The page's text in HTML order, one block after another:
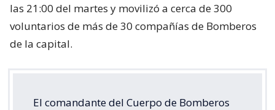
las 21:00 del martes y movilizó a cerca de 300
voluntarios de más de 30 compañías de Bomberos
de la capital.
El comandante del Cuerpo de Bomberos